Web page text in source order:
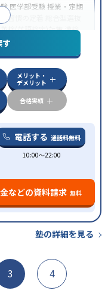
医学部受験 授業・定期
習習慣の定着
英検(英語検定)対策漢検
証制度あり授業の振替
PC・タブレットを利用
受講可能メリット・
デメリット
合格実績
電話する 通話料無料
10:00〜22:00
などの資料請求 無料
塾の詳細を見る
3 4